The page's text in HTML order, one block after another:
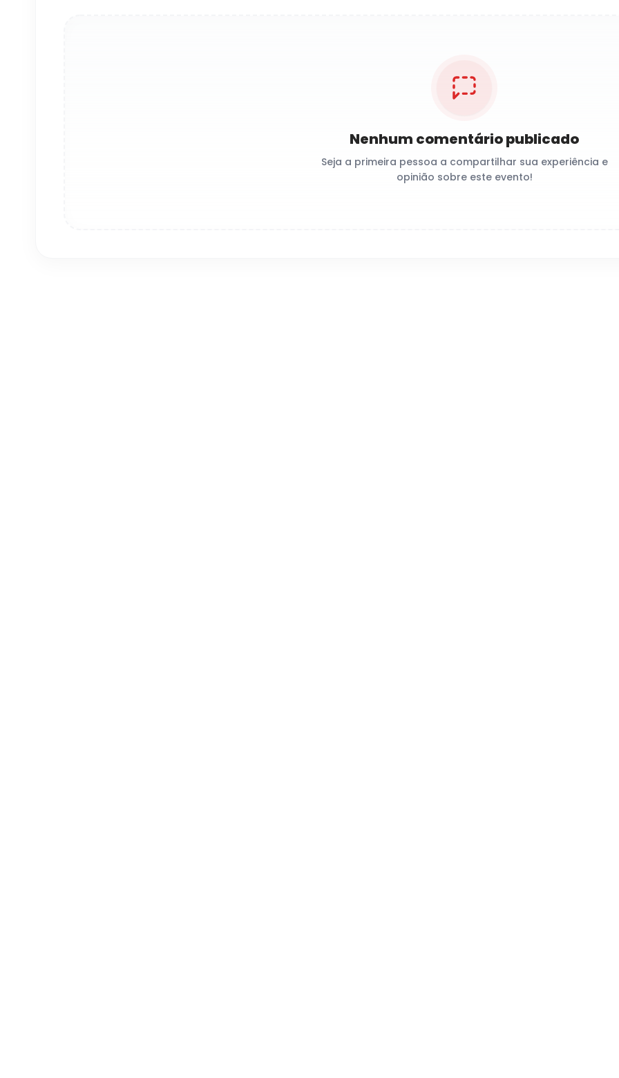
Nenhum comentário publicado
Seja a primeira pessoa a compartilhar sua experiência e
opinião sobre este evento!